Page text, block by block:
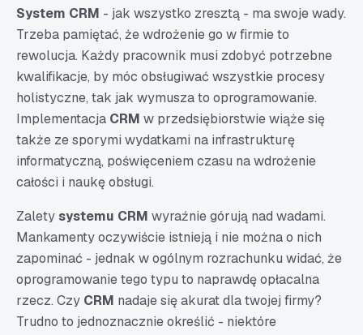
System CRM - jak wszystko zresztą - ma swoje wady.
Trzeba pamiętać, że wdrożenie go w firmie to
rewolucja. Każdy pracownik musi zdobyć potrzebne
kwalifikacje, by móc obsługiwać wszystkie procesy
holistyczne, tak jak wymusza to oprogramowanie.
Implementacja CRM w przedsiębiorstwie wiąże się
także ze sporymi wydatkami na infrastrukturę
informatyczną, poświęceniem czasu na wdrożenie
całości i naukę obsługi.
Zaletysystemu CRM wyraźnie górują nad wadami.
Mankamenty oczywiście istnieją i nie można o nich
zapominać - jednak w ogólnym rozrachunku widać, że
oprogramowanie tego typu to naprawdę opłacalna
rzecz. Czy CRM nadaje się akurat dla twojej firmy?
Trudno to jednoznacznie określić - niektóre